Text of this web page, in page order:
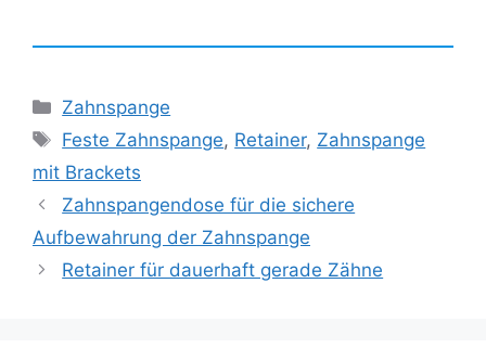
Kategorien
Zahnspange
Schlagwörter
Feste Zahnspange, Retainer, Zahnspange
mit Brackets
Zahnspangendose für die sichere
Aufbewahrung der Zahnspange
Retainer für dauerhaft gerade Zähne